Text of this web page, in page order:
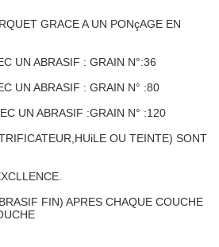
GRACE A UN PONçAGE EN
UN ABRASIF : GRAIN N°:36
UN ABRASIF : GRAIN N° :80
UN ABRASIF :GRAIN N° :120
OU TEINTE) SONT
FIN) APRES CHAQUE COUCHE